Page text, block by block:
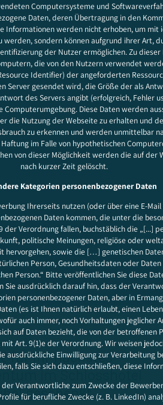
Computersysteme und
Daten, deren Übertragung in den
Informationen werden nicht erhoben, um
werden, sondern können aufgrund ihrer Art,
der Nutzer ermöglichen. Zu
die von den Nutzern verwendet
Identifier) der angeforderten
Server gesendet wird, die Größe der als
des Servers angibt (erfolgreich, Fehler
Computerumgebung. Diese Daten werden
die Nutzung der Webseite zu erhalten und
zu erkennen und werden unmittelbar
im Falle von hypothetischen
von dieser Möglichkeit werden die auf der
nach kurzer Zeit gelöscht.
Kategorien personenbezogener Daten
Ihrerseits nutzen (oder über eine E-
Daten kommen, die unter die
Verordnung fallen, buchstäblich die „[...]
politische Meinungen, religiöse oder
hervorgehen, sowie die […] genetischen
Person, Gesundheitsdaten oder
Person.“ Bitte veröffentlichen Sie diese
Sie ausdrücklich darauf hin, dass der
personenbezogener Daten, aber in
(es ist Ihnen natürlich erlaubt, einen
auch immer, noch Vorhaltungen jeglicher
auf Daten bezieht, die von der betroffenen
Art. 9(1)e der Verordnung. Wir weisen
ausdrückliche Einwilligung zur Verarbeitung
falls Sie sich dazu entschließen, diese
Verantwortliche zum Zwecke der
für berufliche Zwecke (z. B. LinkedIn)